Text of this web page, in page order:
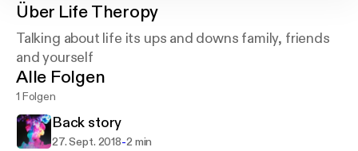
Über Life Theropy
Talking about life its ups and downs family, friends
and yourself
Alle Folgen
1 Folgen
Back story
27. Sept. 2018-2 min